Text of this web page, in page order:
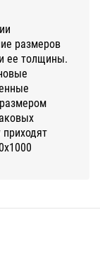
размеров
ее толщины.